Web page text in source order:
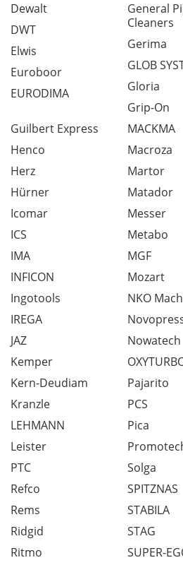
Dewalt
DWT
Elwis
Euroboor
EURODIMA
General
Cleaners
Gerima
GLOB
Gloria
Grip-On
Guilbert Express
Henco
Herz
Hürner
Icomar
ICS
IMA
INFICON
Ingotools
IREGA
JAZ
Kemper
Kern-Deudiam
Kranzle
LEHMANN
Leister
MACKMA
Macroza
Martor
Matador
Messer
Metabo
MGF
Mozart
NKO
Nowatech
Pajarito
PCS
Pica
PTC
Refco
Rems
Ridgid
Ritmo
Solga
SPITZNAS
STABILA
STAG
SUPER-